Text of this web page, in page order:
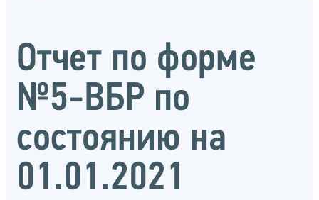
Отчет по форме
№5-ВБР по
состоянию на
01.01.2021